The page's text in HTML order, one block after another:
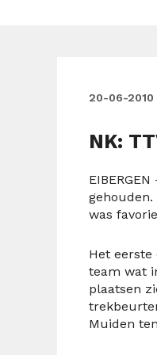
20-06-2010
NK:
gehouden.
was
Het eerste
team wat
plaatsen
Muiden